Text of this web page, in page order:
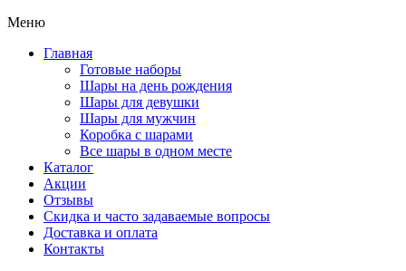
Меню
Главная
Готовые наборы
Шары на день рождения
Шары для девушки
Шары для мужчин
Коробка с шарами
Все шары в одном месте
Каталог
Акции
Отзывы
Скидка и часто задаваемые вопросы
Доставка и оплата
Контакты